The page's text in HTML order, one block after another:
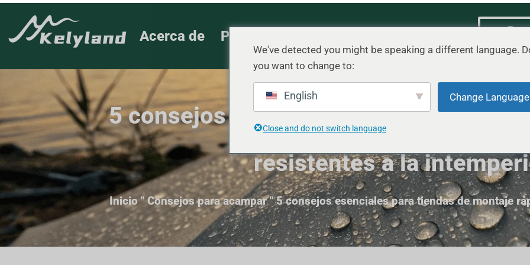
Acerca de Producto
5 consejos esenciales para tiendas de
resistentes a la
Inicio " Consejos para acampar"5 consejos esenciales para tiendas de montaje
We've detected you might be speaking a different language.
you want to change to:
English Change Language
Close and do not switch language